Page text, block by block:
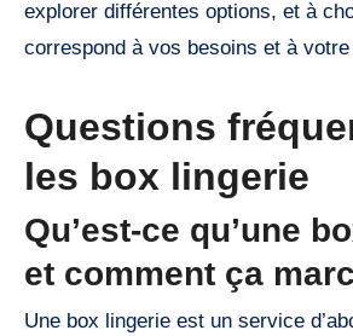
explorer différentes options, et à
correspond à vos besoins et à votre
Questions
les box lingerie
Qu’est-ce qu’une
et comment ça
Une box lingerie est un service d’abonnement